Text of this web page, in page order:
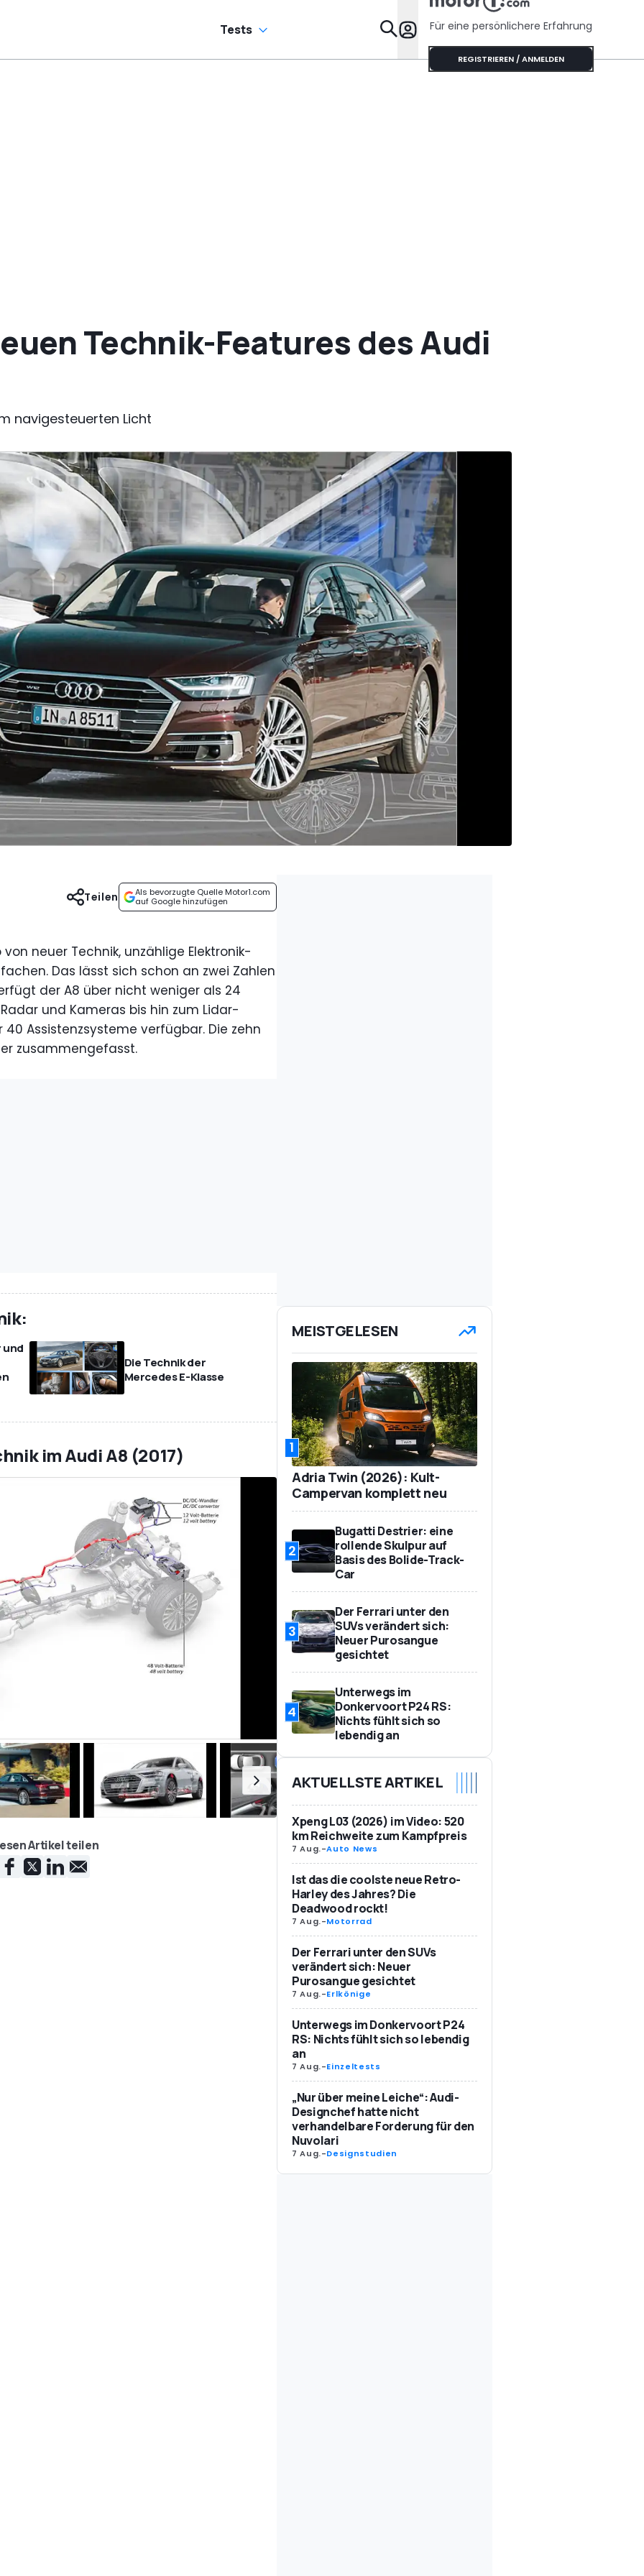
Tests Specials
Für eine persönlichere Erfahrung
REGISTRIEREN / ANMELDEN
Technik-Features des Audi
navigesteuerten Licht
Als bevorzugte Quelle Motor1.com
auf Google hinzufügen
Teilen
neuer Technik, unzählige Elektronik-
Das lässt sich schon an zwei Zahlen
der A8 über nicht weniger als 24
und Kameras bis hin zum Lidar-
40 Assistenzsysteme verfügbar. Die zehn
zusammengefasst.
und
Die Technik der
Mercedes E-Klasse
im Audi A8 (2017)
Artikel teilen
MEISTGELESEN
1
Adria Twin (2026): Kult-
Campervan komplett neu
2
Bugatti Destrier: eine
rollende Skulpur auf
Basis des Bolide-Track-
Car
3
Der Ferrari unter den
SUVs verändert sich:
Neuer Purosangue
gesichtet
4
Unterwegs im
Donkervoort P24 RS:
Nichts fühlt sich so
lebendig an
AKTUELLSTE ARTIKEL
Xpeng L03 (2026) im Video: 520
km Reichweite zum Kampfpreis
7 Aug.-Auto News
Ist das die coolste neue Retro-
Harley des Jahres? Die
Deadwood rockt!
7 Aug.-Motorrad
Der Ferrari unter den SUVs
verändert sich: Neuer
Purosangue gesichtet
7 Aug.-Erlkönige
Unterwegs im Donkervoort P24
RS: Nichts fühlt sich so lebendig
an
7 Aug.-Einzeltests
„Nur über meine Leiche“: Audi-
Designchef hatte nicht
verhandelbare Forderung für den
Nuvolari
7 Aug.-Designstudien